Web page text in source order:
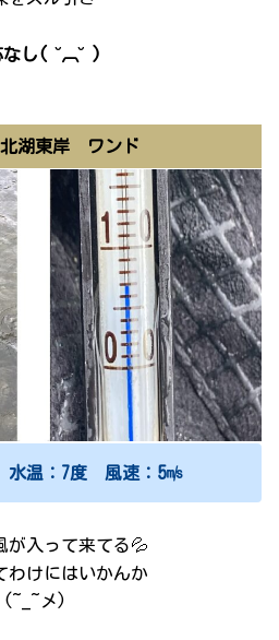
なし( ˘︹˘ )
湖東岸 ワンド
水温：7度 風速：5㎧
が入って来てる💦
わけにはいかんか
(~_~メ)